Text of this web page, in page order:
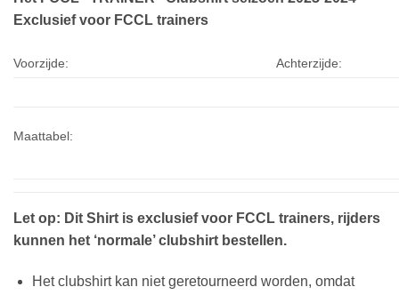
Exclusief voor FCCL trainers
Voorzijde: Achterzijde:
Maattabel:
Let op: Dit Shirt is exclusief voor FCCL trainers, rijders
kunnen het ‘normale’ clubshirt bestellen.
Het clubshirt kan niet geretourneerd worden, omdat